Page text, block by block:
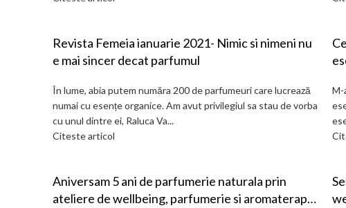
Revista Femeia ianuarie 2021- Nimic si nimeni nu
e mai sincer decat parfumul
În lume, abia putem număra 200 de parfumeuri care lucrează
numai cu esențe organice. Am avut privilegiul sa stau de vorba
cu unul dintre ei, Raluca Va...
Citeste articol
M-
Aniversam 5 ani de parfumerie naturala prin
ateliere de wellbeing, parfumerie si aromaterapie